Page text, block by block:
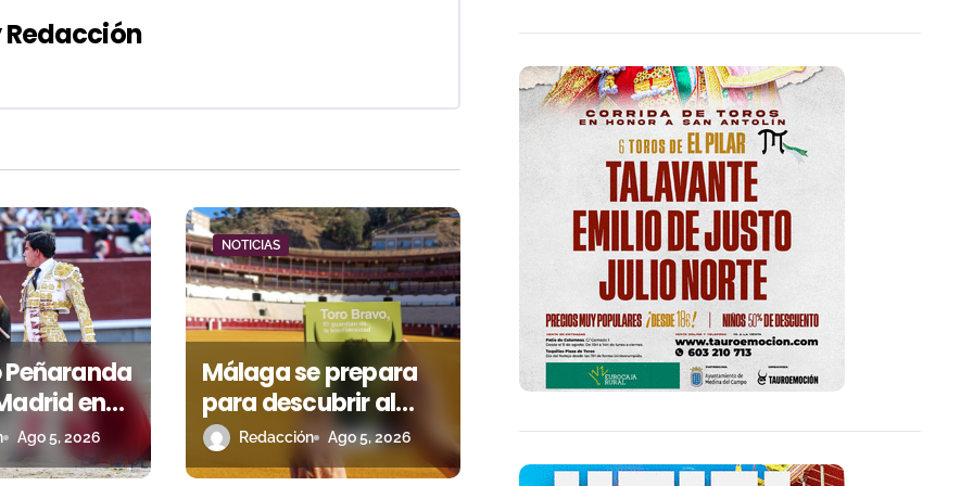
Redacción
en
premio
en
Ago 5, 2026
NOTICIAS
Málaga se prepara
para descubrir al
toro bravo como
guardián de la
Redacción Ago 5, 2026